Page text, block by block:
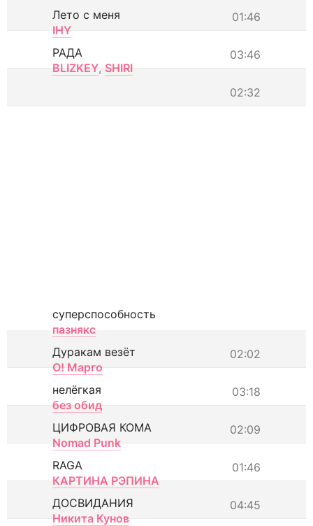
01:46
Лето с меня
IHY
03:46
РАДА
BLIZKEY, SHIRI
02:32
суперспособность
пазнякс
02:02
Дуракам везёт
О! Марго
03:18
нелёгкая
без обид
02:09
ЦИФРОВАЯ КОМА
Nomad Punk
01:46
RAGA
КАРТИНА РЭПИНА
04:45
ДОСВИДАНИЯ
Никита Кунов